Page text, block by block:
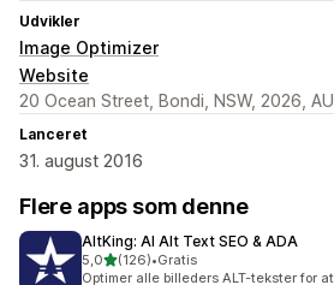
Udvikler
Image Optimizer
Website
20 Ocean Street, Bondi, NSW, 2026, AU
Lanceret
31. august 2016
Flere apps som denne
AltKing: AI Alt Text SEO & ADA
5,0ud af 5 stjerner
(126)
126 anmeldelser i alt
•Gratis
Optimer alle billeders ALT-tekster for